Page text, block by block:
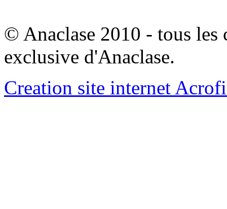
© Anaclase 2010 - tous les
exclusive d'Anaclase.
Creation site internet